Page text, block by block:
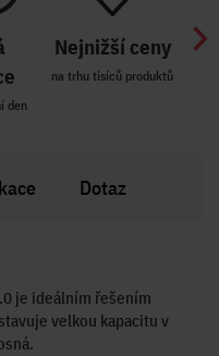
den
Nejnižší ceny
na trhu tisíců produktů
Dotaz
je ideálním řešením
velkou kapacitu v